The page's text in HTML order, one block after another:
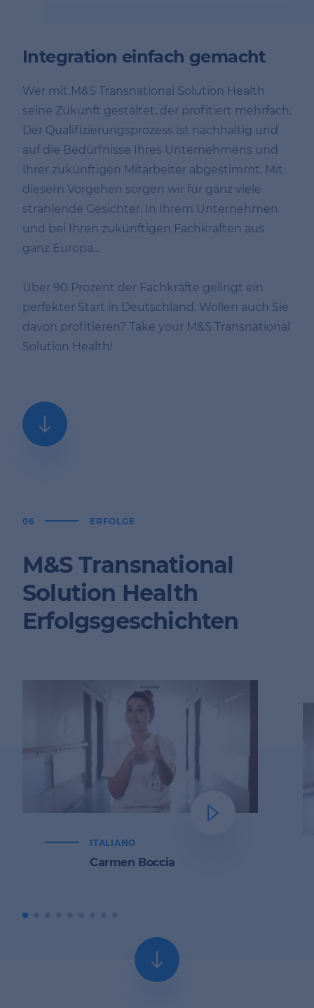
Integration einfach gemacht
Wer mit M&S Transnational Solution Health
seine Zukunft gestaltet, der profitiert mehrfach:
Der Qualifizierungsprozess ist nachhaltig und
auf die Bedürfnisse Ihres Unternehmens und
Ihrer zukünftigen Mitarbeiter abgestimmt. Mit
diesem Vorgehen sorgen wir für ganz viele
strahlende Gesichter. In Ihrem Unternehmen
und bei Ihren zukünftigen Fachkräften aus
ganz Europa...
Über 90 Prozent der Fachkräfte gelingt ein
perfekter Start in Deutschland. Wollen auch Sie
davon profitieren? Take your M&S Transnational
Solution Health!
06 ERFOLGE
M&S Transnational
Solution Health
Erfolgsgeschichten
ITALIANO
Carmen Boccia